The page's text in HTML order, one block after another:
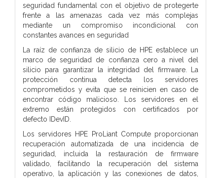
seguridad fundamental con el objetivo de protegerte
frente a las amenazas cada vez más complejas
mediante un compromiso incondicional con
constantes avances en seguridad
La raíz de confianza de silicio de HPE establece un
marco de seguridad de confianza cero a nivel del
silicio para garantizar la integridad del firmware. La
protección continua detecta los servidores
comprometidos y evita que se reinicien en caso de
encontrar código malicioso. Los servidores en el
extremo están protegidos con certificados por
defecto IDevID.
Los servidores HPE ProLiant Compute proporcionan
recuperación automatizada de una incidencia de
seguridad, incluida la restauración de firmware
validado, facilitando la recuperación del sistema
operativo, la aplicación y las conexiones de datos,